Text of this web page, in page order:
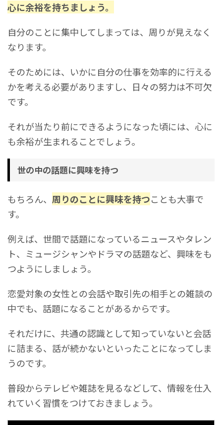
心に余裕を持ちましょう。
自分のことに集中してしまっては、周りが見えなく
なります。
そのためには、いかに自分の仕事を効率的に行える
かを考える必要がありますし、日々の努力は不可欠
です。
それが当たり前にできるようになった頃には、心に
も余裕が生まれることでしょう。
世の中の話題に興味を持つ
もちろん、 周りのことに興味を持つことも大事で
す。
例えば、世間で話題になっているニュースやタレン
ト、ミュージシャンやドラマの話題など、興味をも
つようにしましょう。
恋愛対象の女性との会話や取引先の相手との雑談の
中でも、話題になることがあるからです。
それだけに、共通の認識として知っていないと会話
に詰まる、話が続かないといったことになってしま
うのです。
普段からテレビや雑誌を見るなどして、情報を仕入
れていく習慣をつけておきましょう。